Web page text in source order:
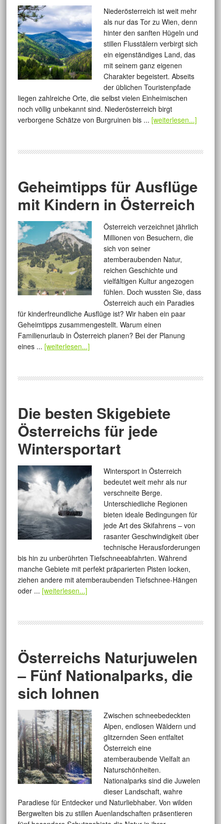
Niederösterreich ist weit mehr
als nur das Tor zu Wien, denn
hinter den sanften Hügeln und
stillen Flusstälern verbirgt sich
ein eigenständiges Land, das
mit seinem ganz eigenen
Charakter begeistert. Abseits
der üblichen Touristenpfade
liegen zahlreiche Orte, die selbst vielen Einheimischen
noch völlig unbekannt sind. Niederösterreich birgt
verborgene Schätze von Burgruinen bis ... [weiterlesen...]
Geheimtipps für Ausflüge
mit Kindern in Österreich
Österreich verzeichnet jährlich
Millionen von Besuchern, die
sich von seiner
atemberaubenden Natur,
reichen Geschichte und
vielfältigen Kultur angezogen
fühlen. Doch wussten Sie, dass
Österreich auch ein Paradies
für kinderfreundliche Ausflüge ist? Wir haben ein paar
Geheimtipps zusammengestellt. Warum einen
Familienurlaub in Österreich planen? Bei der Planung
eines ... [weiterlesen...]
Die besten Skigebiete
Österreichs für jede
Wintersportart
Wintersport in Österreich
bedeutet weit mehr als nur
verschneite Berge.
Unterschiedliche Regionen
bieten ideale Bedingungen für
jede Art des Skifahrens – von
rasanter Geschwindigkeit über
technische Herausforderungen
bis hin zu unberührten Tiefschneeabfahrten. Während
manche Gebiete mit perfekt präparierten Pisten locken,
ziehen andere mit atemberaubenden Tiefschnee-Hängen
oder ... [weiterlesen...]
Österreichs Naturjuwelen
– Fünf Nationalparks, die
sich lohnen
Zwischen schneebedeckten
Alpen, endlosen Wäldern und
glitzernden Seen entfaltet
Österreich eine
atemberaubende Vielfalt an
Naturschönheiten.
Nationalparks sind die Juwelen
dieser Landschaft, wahre
Paradiese für Entdecker und Naturliebhaber. Von wilden
Bergwelten bis zu stillen Auenlandschaften präsentieren